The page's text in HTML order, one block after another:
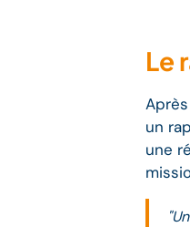
Le
un
une